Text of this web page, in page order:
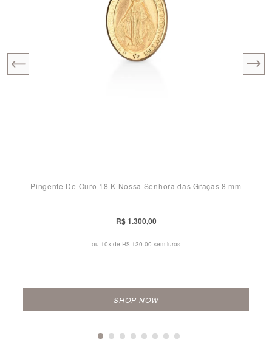
Pingente De Ouro 18 K Nossa Senhora das Graças 8 mm
R$ 1.300,00
ou 10x de R$ 130,00 sem juros
SHOP NOW